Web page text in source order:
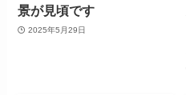
景が見頃です
2025年5月29日